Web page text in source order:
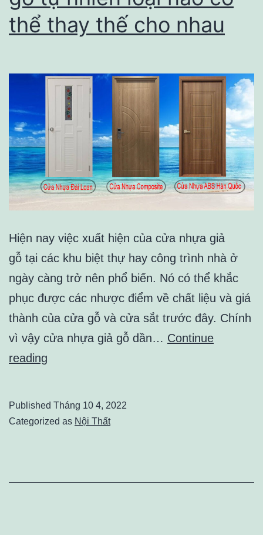
cho
gia
thể thay thế cho nhau
Hiện nay việc xuất hiện của cửa nhựa giả
gỗ tại các khu biệt thự hay công trình nhà ở
ngày càng trở nên phổ biến. Nó có thể khắc
phục được các nhược điểm về chất liệu và giá
thành của cửa gỗ và cửa sắt trước đây. Chính
vì vậy cửa nhựa giả gỗ dần… Continue
reading
gỗ
Published Tháng 10 4, 2022
Categorized as Nội Thất